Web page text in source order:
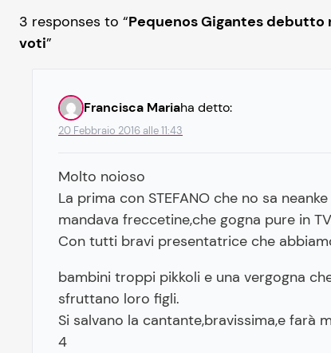
3 responses to “Pequenos Gigantes debutto
voti”
Francisca Mariaha detto:
20 Febbraio 2016 alle 11:43
Molto noioso
La prima con STEFANO che no sa
mandava freccetine,che gogna pure in
Con tutti bravi presentatrice che
bambini troppi pikkoli e una vergogna
sfruttano loro figli.
Si salvano la cantante,bravissima,e farà
4